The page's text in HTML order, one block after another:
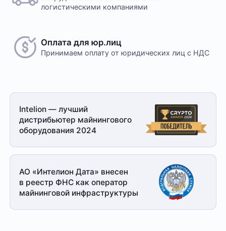
логистическими компаниями
Оплата для юр.лиц
Принимаем оплату от юридических лиц с НДС
Intelion — лучший
дистрибьютер майнингового
оборудования 2024
АО «Интелион Дата» внесен
в реестр ФНС как оператор
майнинговой инфраструктуры